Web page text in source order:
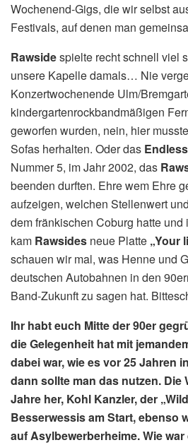
Wochenend-Gigs, die wir selbst
Festivals, auf denen man
Rawsidespielte recht schnell viel
unsere Kapelle damals… Nie
Konzertwochenende Ulm/
kindergartenrockbandmäßigen
geworfen wurden, nein, hier
Sofas herhalten. Oder das
Nummer 5, im Jahr 2002, das
beenden durften. Ehre wem Ehre
aufzeigen, welchen Stellenwert
dem fränkischen Coburg hatte und
kam Rawsides neue Platte „Your
schauen wir mal, was Henne und
deutschen Autobahnen in den
Band-Zukunft zu sagen hat.
Ihr habt euch Mitte der 90er
die Gelegenheit hat mit
dabei war, wie es vor 25 Jahren
dann sollte man das nutzen. Die
Jahre her, Kohl Kanzler, der
Besserwessis am Start, ebenso
auf Asylbewerberheime. Wie